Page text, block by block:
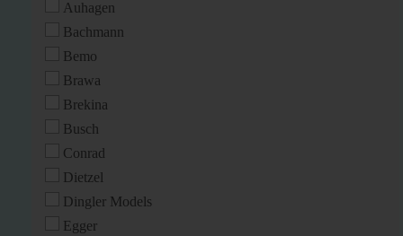
Auhagen
Bachmann
Bemo
Brawa
Brekina
Busch
Conrad
Dietzel
Dingler Models
Egger